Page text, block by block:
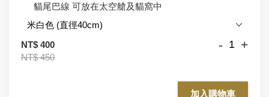
貓尾巴線 可放在太空艙及貓窩中
NT$ 400
NT$ 450
- +
加入購物車